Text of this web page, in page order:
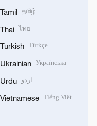
Tamil தமிழ்
Thai ไทย
Turkish Türkçe
Ukrainian Українська
Urdu اردو
Vietnamese Tiếng Việt